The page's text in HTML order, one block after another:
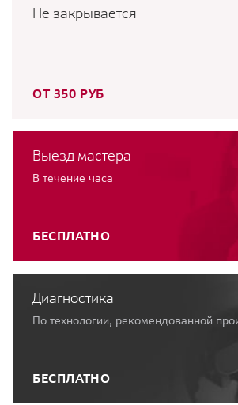
Не закрывается
ОТ 350 РУБ
Выезд мастера
В течение часа
БЕСПЛАТНО
Диагностика
По технологии, рекомендованной
БЕСПЛАТНО